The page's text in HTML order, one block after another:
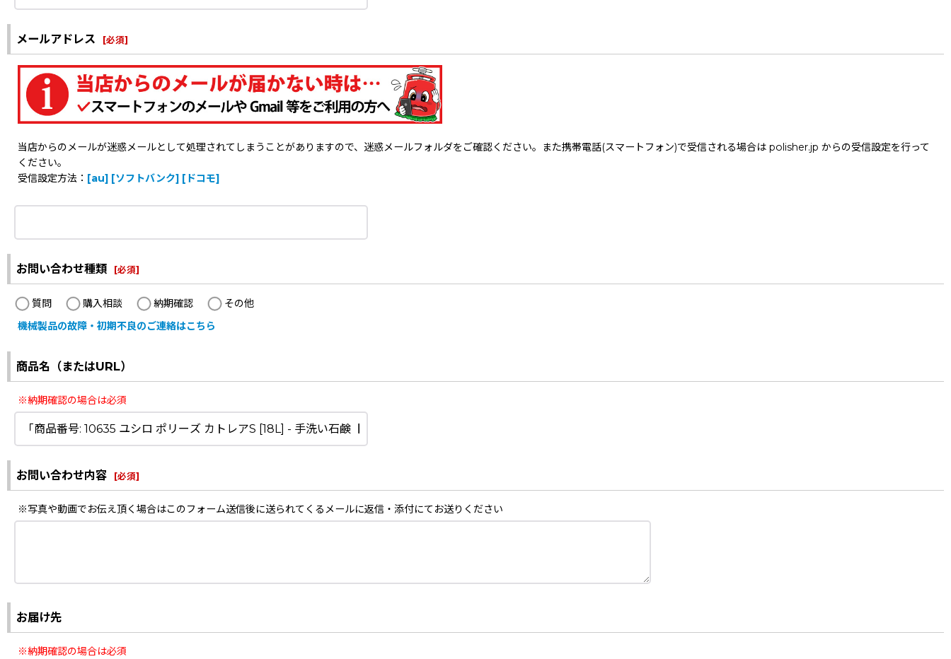
メールアドレス [必須]
当店からのメールが迷惑メールとして処理されてしまうことがありますので、迷惑メールフォルダをご確認ください。また携帯電話(スマートフォン)で受信される場合は polisher.jp からの受信設定を行って
ください。
受信設定方法： [au] [ソフトバンク] [ドコモ]
お問い合わせ種類 [必須]
質問 購入相談 納期確認
その他
機械製品の故障・初期不良のご連絡はこちら
商品名（またはURL）
※納期確認の場合は必須
お問い合わせ内容 [必須]
※写真や動画でお伝え頂く場合はこのフォーム送信後に送られてくるメールに返信・添付にてお送りください
お届け先
※納期確認の場合は必須